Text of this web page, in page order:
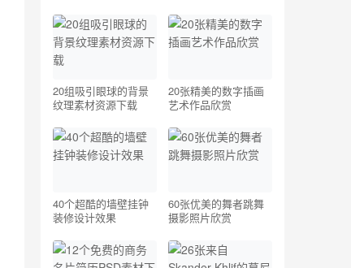
20组吸引眼球的背景
纹理素材资源下载
20张精美的数字插画
艺术作品欣赏
40个超酷的墙壁挂钟
装修设计效果
60张优美的舞者跳舞
摄影照片欣赏